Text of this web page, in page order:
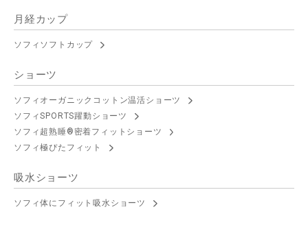
月経カップ
ソフィソフトカップ
ショーツ
ソフィオーガニックコットン温活ショーツ
ソフィSPORTS躍動ショーツ
ソフィ超熟睡®密着フィットショーツ
ソフィ極ぴたフィット
吸水ショーツ
ソフィ体にフィット吸水ショーツ